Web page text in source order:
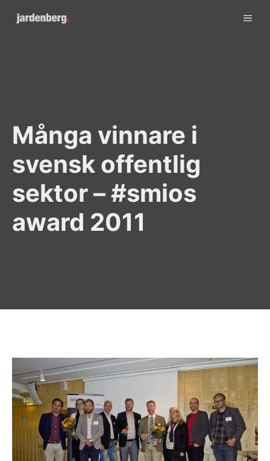
Många vinnare i
svensk offentlig
sektor – #smios
award 2011